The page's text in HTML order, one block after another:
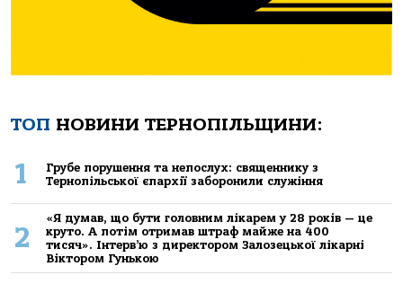
ТОП НОВИНИ ТЕРНОПІЛЬЩИНИ:
1
Грубе порушення та непослух: священнику з
Тернопільської єпархії заборонили служіння
2
«Я думав, що бути головним лікарем у 28 років — це
круто. А потім отримав штраф майже на 400
тисяч». Інтерв’ю з директором Залозецької лікарні
Віктором Гунькою